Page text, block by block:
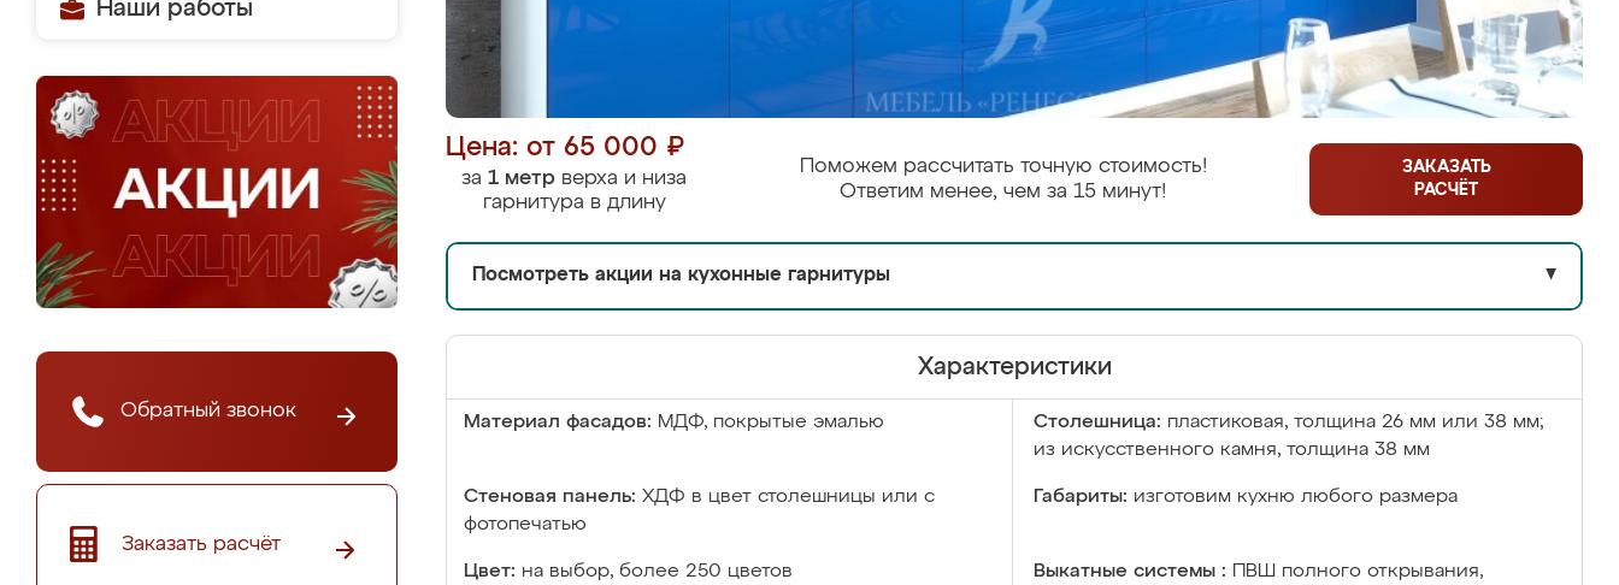
Наши работы
Обратный звонок
Заказать расчёт
Цена: от 65 000 ₽
за 1 метр верха и низа
гарнитура в длину
Поможем рассчитать точную стоимость!
Ответим менее, чем за 15 минут!
ЗАКАЗАТЬ
РАСЧЁТ
Посмотреть акции на кухонные гарнитуры ▼
Характеристики
Материал фасадов: МДФ, покрытые эмалью Столешница: пластиковая, толщина 26 мм или 38 мм;
из искусственного камня, толщина 38 мм
Стеновая панель: ХДФ в цвет столешницы или с
фотопечатью
Габариты: изготовим кухню любого размера
Цвет: на выбор, более 250 цветов Выкатные системы :
ПВШ полного открывания,